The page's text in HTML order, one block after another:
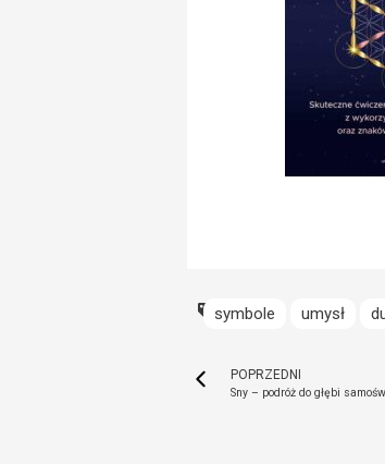
symbole umysł
POPRZEDNI
Sny – podróż do głębi